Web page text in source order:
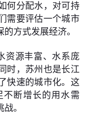
何分配水，对可持
需要评估一个城市
方式发展经济。
资源丰富、水系庞
时，苏州也是长江
快速的城市化。这
不断增长的用水需
。